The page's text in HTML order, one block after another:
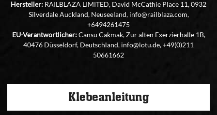
Hersteller: RAILBLAZA LIMITED, David McCathie Place 11, 0932
Silverdale Auckland, Neuseeland, info@railblaza.com,
+6494261475
EU-Verantwortlicher:Cansu Cakmak, Zur alten Exerzierhalle 1B,
40476 Düsseldorf, Deutschland, info@lotu.de, +49(0)211
50661662
Klebeanleitung